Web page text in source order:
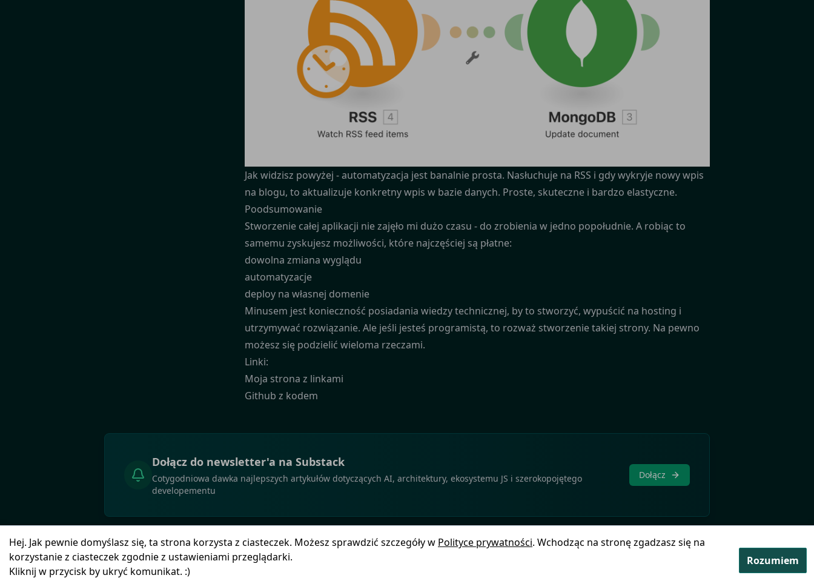
Jak widzisz powyżej - automatyzacja jest banalnie prosta. Nasłuchuje na RSS i gdy wykryje nowy wpis
na blogu, to aktualizuje konkretny wpis w bazie danych. Proste, skuteczne i bardzo elastyczne.
Poodsumowanie
Stworzenie całej aplikacji nie zajęło mi dużo czasu - do zrobienia w jedno popołudnie. A robiąc to
samemu zyskujesz możliwości, które najczęściej są płatne:
dowolna zmiana wyglądu
automatyzacje
deploy na własnej domenie
Minusem jest konieczność posiadania wiedzy technicznej, by to stworzyć, wypuścić na hosting i
utrzymywać rozwiązanie. Ale jeśli jesteś programistą, to rozważ stworzenie takiej strony. Na pewno
możesz się podzielić wieloma rzeczami.
Linki:
Moja strona z linkami
Github z kodem
Dołącz do newsletter'a na Substack
Cotygodniowa dawka najlepszych artykułów dotyczących AI, architektury, ekosystemu JS i szerokopojętego
developementu
Dołącz
Hej. Jak pewnie domyślasz się, ta strona korzysta z ciasteczek. Możesz sprawdzić szczegóły w Polityce prywatności. Wchodząc na stronę zgadzasz się na
korzystanie z ciasteczek zgodnie z ustawieniami przeglądarki.
Kliknij w przycisk by ukryć komunikat. :)
Rozumiem
Polityka prywatności